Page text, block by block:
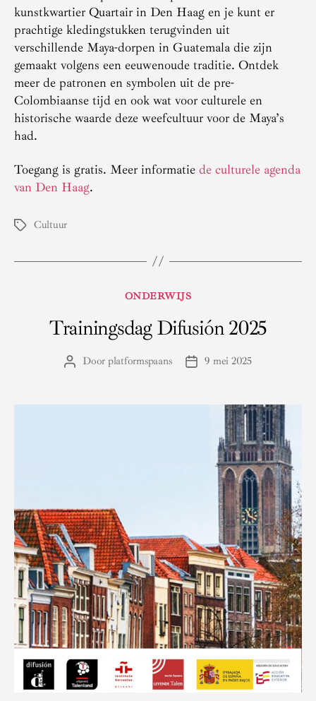
kunstkwartier Quartair in Den Haag en je kunt er
prachtige kledingstukken terugvinden uit
verschillende Maya-dorpen in Guatemala die zijn
gemaakt volgens een eeuwenoude traditie. Ontdek
meer de patronen en symbolen uit de pre-
Colombiaanse tijd en ook wat voor culturele en
historische waarde deze weefcultuur voor de Maya’s
had.
Toegang is gratis. Meer informatie de culturele agenda
van Den Haag.
Tags Cultuur
Categorieën
ONDERWIJS
Trainingsdag Difusión 2025
Berichtauteur
Door platformspaans Berichtdatum
9 mei 2025